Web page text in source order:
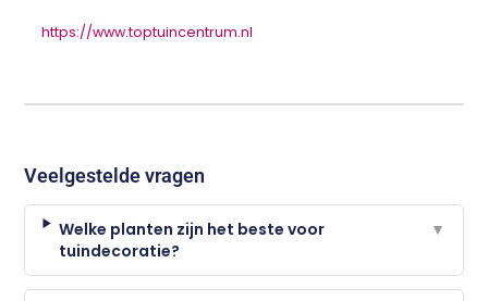
https://www.toptuincentrum.nl
Veelgestelde vragen
Welke planten zijn het beste voor
tuindecoratie?
▼